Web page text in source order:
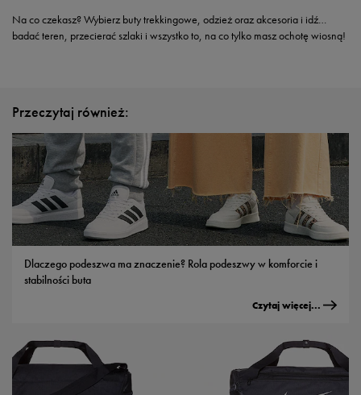
Na co czekasz? Wybierz buty trekkingowe, odzież oraz akcesoria i idź…
badać teren, przecierać szlaki i wszystko to, na co tylko masz ochotę wiosną!
Przeczytaj również:
Dlaczego podeszwa ma znaczenie? Rola podeszwy w komforcie i
stabilności buta
Czytaj więcej...